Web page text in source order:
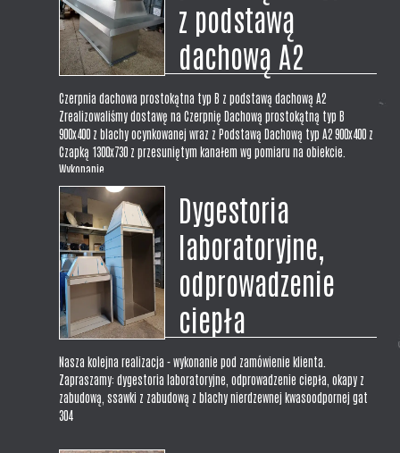
z podstawą
dachową A2
Czerpnia dachowa prostokątna typ B z podstawą dachową A2
Zrealizowaliśmy dostawę na Czerpnię Dachową prostokątną typ B
900x400 z blachy ocynkowanej wraz z Podstawą Dachową typ A2 900x400 z
Czapką 1300x730 z przesuniętym kanałem wg pomiaru na obiekcie.
Wykonanie...
Dygestoria
laboratoryjne,
odprowadzenie
ciepła
Nasza kolejna realizacja - wykonanie pod zamówienie klienta.
Zapraszamy: dygestoria laboratoryjne, odprowadzenie ciepła, okapy z
zabudową, ssawki z zabudową z blachy nierdzewnej kwasoodpornej gat
304